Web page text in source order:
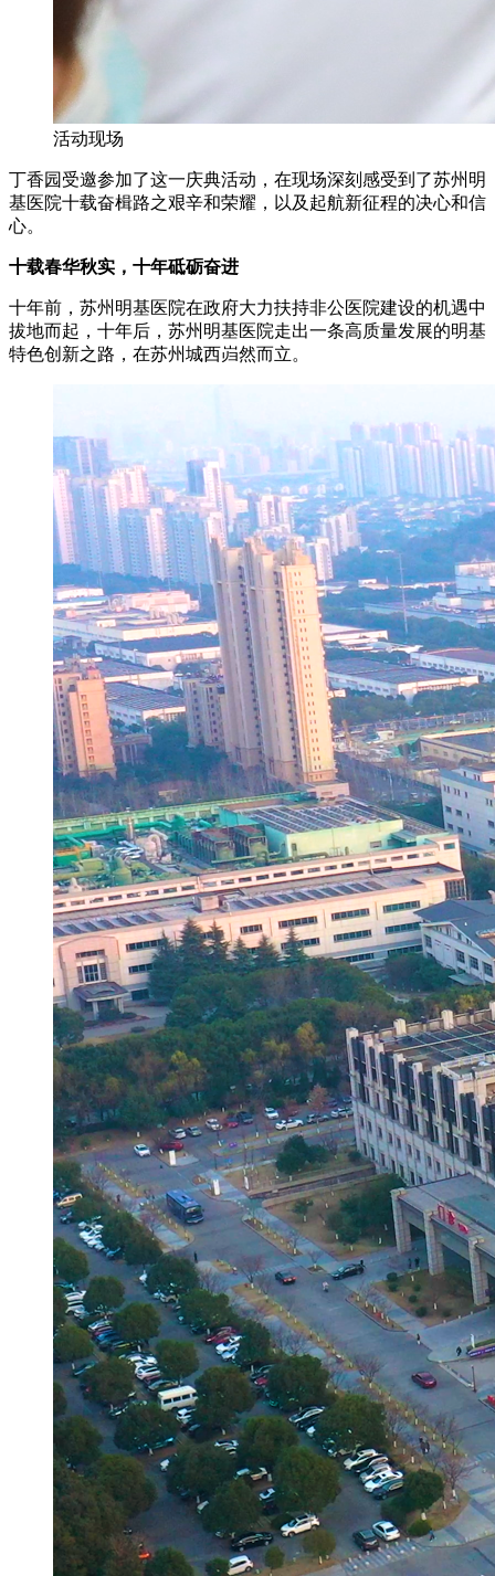
活动现场
丁香园受邀参加了这一庆典活动，在现场深刻感受到了苏州明
基医院十载奋楫路之艰辛和荣耀，以及起航新征程的决心和信
心。
十载春华秋实，十年砥砺奋进
十年前，苏州明基医院在政府大力扶持非公医院建设的机遇中
拔地而起，十年后，苏州明基医院走出一条高质量发展的明基
特色创新之路，在苏州城西岿然而立。